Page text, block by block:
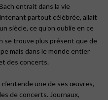
entrait dans la vie
partout célébrée, allait
siècle, ce qu’on oublie en ce
se trouve plus présent que de
mais dans le monde entier
des concerts.
n’entende une de ses œuvres,
de concerts. Journaux,